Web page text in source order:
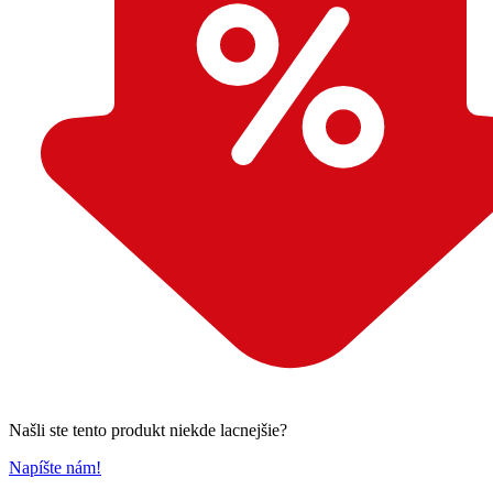
Našli ste tento produkt niekde lacnejšie?
Napíšte nám!